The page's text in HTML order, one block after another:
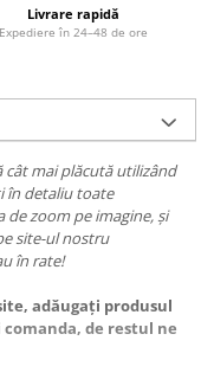
Livrare rapidă
Expediere în 24–48 de ore
cât mai plăcută utilizând
în detaliu toate
zoom pe imagine, și
site-ul nostru
în rate!
adăugați produsul
de restul ne